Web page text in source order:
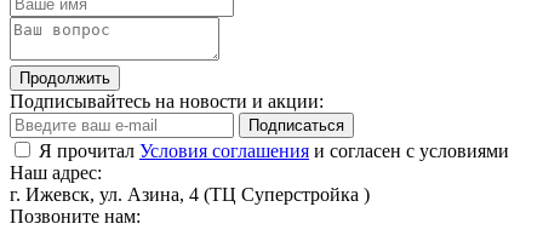
Продолжить
Подписывайтесь на новости и акции:
Подписаться
Я прочитал Условия соглашения и согласен с условиями
Наш адрес:
г. Ижевск, ул. Азина, 4 (ТЦ Суперстройка )
Позвоните нам: